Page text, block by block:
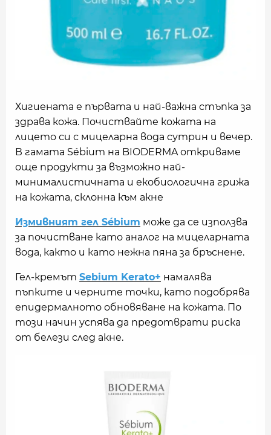
Хигиената е първата и най-важна стъпка за
здрава кожа. Почиствайте кожата на
лицето си с мицеларна вода сутрин и вечер.
В гамата Sébium на BIODERMA откриваме
още продукти за възможно най-
минималистичната и екобиологична грижа
на кожата, склонна към акне
Измивният гел Sébium може да се използва
за почистване като аналог на мицеларната
вода, както и като нежна пяна за бръснене.
Гел-кремът Sebium Kerato+ намалява
пъпките и черните точки, като подобрява
епидермалното обновяване на кожата. По
този начин успява да предотврати риска
от белези след акне.